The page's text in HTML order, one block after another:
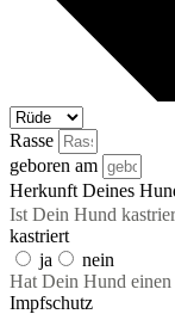
Rasse
geboren am
Herkunft Deines
Ist Dein Hund
kastriert
ja
nein
Hat Dein Hund
Impfschutz